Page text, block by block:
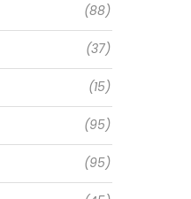
(88)
(37)
(15)
(95)
(95)